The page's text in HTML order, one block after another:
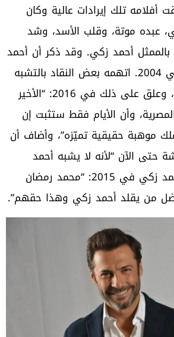
أفلامه تلك إيرادات عالية وكان
عبده موتة، وقلب الأسد، وشد
أحمد زكي. وقد ذكر أن أحمد
زكي مثله الأعلى في 2004. اتهمه بعض النقاد بالتشبه
بأحمد زكي وتقليده، وعلق على ذلك في 2016: “الأخير
وأن الأيام فقط ستثبت إن
موهبة حقيقية تميّزه”، وأضاف أن
حتى الآن “لأنه لا يشبه أحمد
زكي”. قال هيثم أحمد زكي في 2015: “محمد رمضان
من يقلد أحمد زكي وهذا حقهم”.